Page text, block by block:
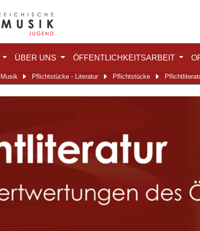
ÜBER UNS ÖFFENTLICHKEITSARBEIT
Musik Pflichtstücke - Literatur Pflichtstücke